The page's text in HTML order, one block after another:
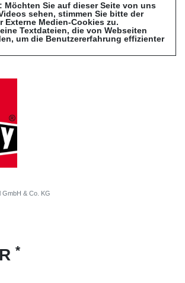
Möchten Sie auf dieser Seite von uns
sehen, stimmen Sie bitte der
Externe Medien-Cookies zu.
Textdateien, die von Webseiten
um die Benutzererfahrung effizienter
GmbH & Co. KG
*